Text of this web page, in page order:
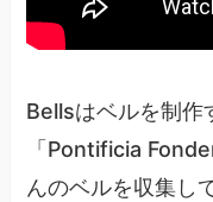
Bellsはベルを制作
「Pontificia
んのベルを収集し